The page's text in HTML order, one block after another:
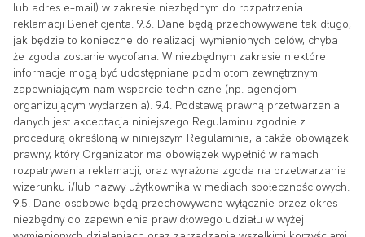
lub adres e-mail) w zakresie niezbędnym do rozpatrzenia
reklamacji Beneficjenta. 9.3. Dane będą przechowywane tak długo,
jak będzie to konieczne do realizacji wymienionych celów, chyba
że zgoda zostanie wycofana. W niezbędnym zakresie niektóre
informacje mogą być udostępniane podmiotom zewnętrznym
zapewniającym nam wsparcie techniczne (np. agencjom
organizującym wydarzenia). 9.4. Podstawą prawną przetwarzania
danych jest akceptacja niniejszego Regulaminu zgodnie z
procedurą określoną w niniejszym Regulaminie, a także obowiązek
prawny, który Organizator ma obowiązek wypełnić w ramach
rozpatrywania reklamacji, oraz wyrażona zgoda na przetwarzanie
wizerunku i/lub nazwy użytkownika w mediach społecznościowych.
9.5. Dane osobowe będą przechowywane wyłącznie przez okres
niezbędny do zapewnienia prawidłowego udziału w wyżej